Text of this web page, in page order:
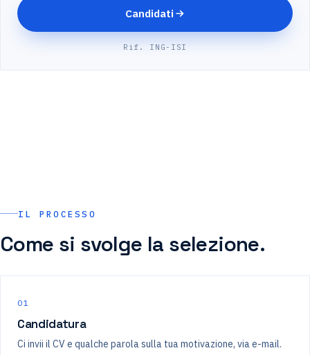
Candidati
Rif. ING-ISI
IL PROCESSO
Come si svolge la selezione.
01
Candidatura
Ci invii il CV e qualche parola sulla tua motivazione, via e-mail.